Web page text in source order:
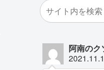
阿南のク